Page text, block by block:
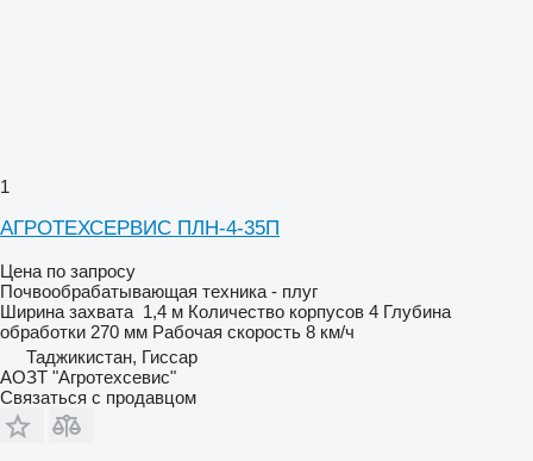
1
АГРОТЕХСЕРВИС ПЛН-4-35П
Цена по запросу
Почвообрабатывающая техника - плуг
Ширина захвата 1,4 м Количество корпусов 4 Глубина
обработки 270 мм Рабочая скорость 8 км/ч
Таджикистан, Гиссар
АОЗТ "Агротехсевис"
Связаться с продавцом